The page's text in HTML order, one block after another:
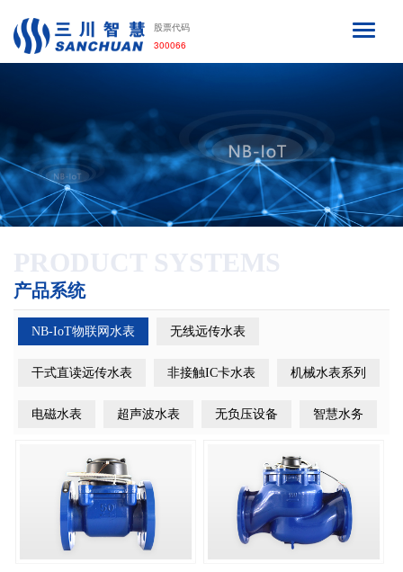
股票代码
300066
PRODUCT SYSTEMS
产品系统
NB-IoT物联网水表 无线远传水表
干式直读远传水表 非接触IC卡水表 机械水表系列
电磁水表 超声波水表 无负压设备 智慧水务